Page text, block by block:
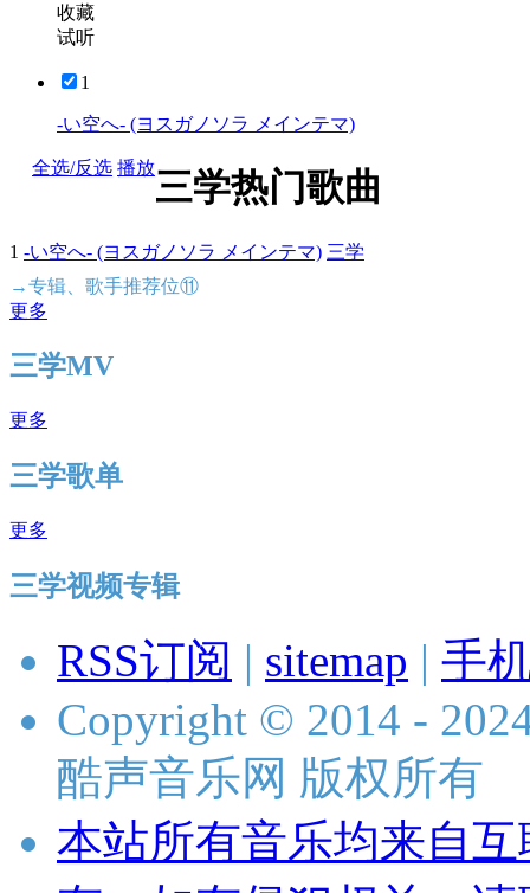
收藏
试听
1
-い空へ- (ヨスガノソラ メインテマ)
全选/反选 播放三学热门歌曲
1 -い空へ- (ヨスガノソラ メインテマ) 三学
→专辑、歌手推荐位⑪
更多
三学MV
更多
三学歌单
更多
三学视频专辑
RSS订阅 | sitemap | 手
Copyright © 2014 -
酷声音乐网 版权所有
本站所有音乐均来自